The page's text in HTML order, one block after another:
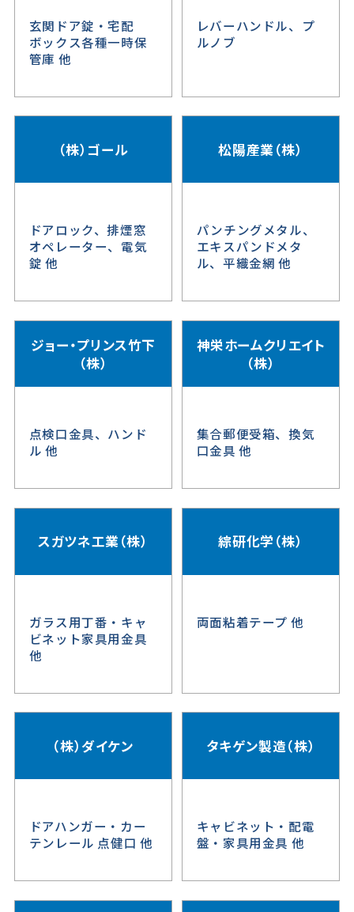
玄関ドア錠・宅配
ボックス各種一時保
管庫 他
レバーハンドル、プ
ルノブ
（株）ゴール
ドアロック、排煙窓
オペレーター、電気
錠 他
松陽産業（株）
パンチングメタル、
エキスパンドメタ
ル、平織金網 他
ジョー・プリンス竹下
（株）
点検口金具、ハンド
ル 他
神栄ホームクリエイト
（株）
集合郵便受箱、換気
口金具 他
スガツネ工業（株）
ガラス用丁番・キャ
ビネット家具用金具
他
綜研化学（株）
両面粘着テープ 他
（株）ダイケン
ドアハンガー・カー
テンレール 点健口 他
タキゲン製造（株）
キャビネット・配電
盤・家具用金具 他